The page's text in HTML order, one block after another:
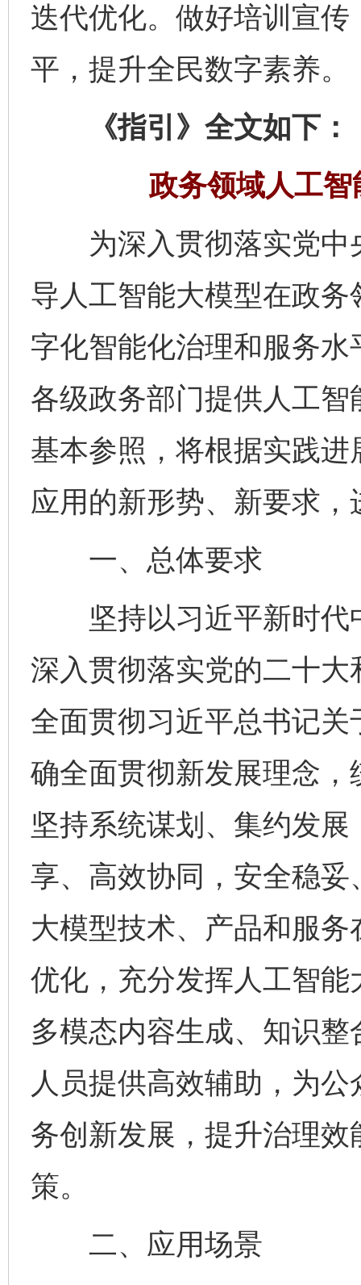
迭代优化。做好培训宣
平，提升全民数字素养。
《指引》全文如下：
政务领域人工
为深入贯彻落实党中
导人工智能大模型在政
字化智能化治理和服务
各级政务部门提供人工
基本参照，将根据实践
应用的新形势、新要求
一、总体要求
坚持以习近平新时代
深入贯彻落实党的二十
全面贯彻习近平总书记
确全面贯彻新发展理念
坚持系统谋划、集约发
享、高效协同，安全稳
大模型技术、产品和服
优化，充分发挥人工智
多模态内容生成、知识
人员提供高效辅助，为
务创新发展，提升治理
策。
二、应用场景